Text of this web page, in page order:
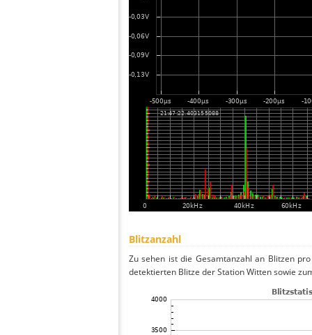
Blitzanzahl
Zu sehen ist die Gesamtanzahl an Blitzen
detektierten Blitze der Station Witten sowie